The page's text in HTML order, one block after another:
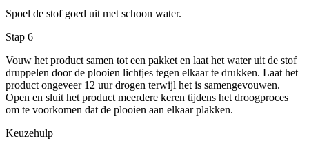
Spoel de stof goed uit met schoon water.
Stap 6
Vouw het product samen tot een pakket en laat het water uit de stof
druppelen door de plooien lichtjes tegen elkaar te drukken. Laat het
product ongeveer 12 uur drogen terwijl het is samengevouwen.
Open en sluit het product meerdere keren tijdens het droogproces
om te voorkomen dat de plooien aan elkaar plakken.
Keuzehulp